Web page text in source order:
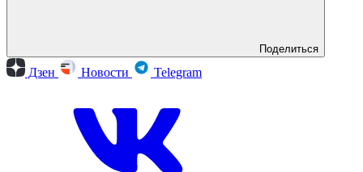
Поделиться
Дзен Новости Telegram